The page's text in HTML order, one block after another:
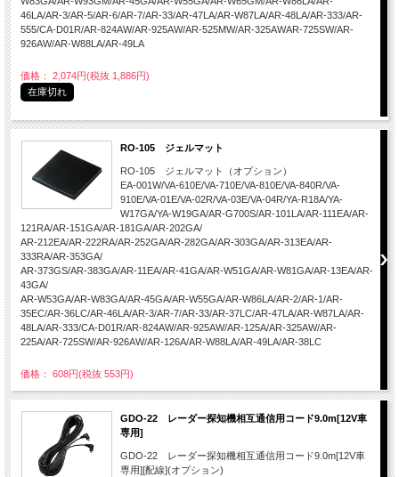
46LA/AR-3/AR-5/AR-6/AR-7/AR-33/AR-47LA/AR-W87LA/AR-48LA/AR-333/AR-
555/CA-D01R/AR-824AW/AR-925AW/AR-525MW/AR-325AWAR-725SW/AR-
926AW/AR-W88LA/AR-49LA
価格： 2,074円(税抜 1,886円)
在庫切れ
RO-105 ジェルマット
RO-105 ジェルマット（オプション）
EA-001W/VA-610E/VA-710E/VA-810E/VA-840R/VA-
910E/VA-01E/VA-02R/VA-03E/VA-04R/YA-R18A/YA-
W17GA/YA-W19GA/AR-G700S/AR-101LA/AR-111EA/AR-
121RA/AR-151GA/AR-181GA/AR-202GA/
AR-212EA/AR-222RA/AR-252GA/AR-282GA/AR-303GA/AR-313EA/AR-
333RA/AR-353GA/
AR-373GS/AR-383GA/AR-11EA/AR-41GA/AR-W51GA/AR-W81GA/AR-13EA/AR-
43GA/
AR-W53GA/AR-W83GA/AR-45GA/AR-W55GA/AR-W86LA/AR-2/AR-1/AR-
35EC/AR-36LC/AR-46LA/AR-3/AR-7/AR-33/AR-37LC/AR-47LA/AR-W87LA/AR-
48LA/AR-333/CA-D01R/AR-824AW/AR-925AW/AR-125A/AR-325AW/AR-
225A/AR-725SW/AR-926AW/AR-126A/AR-W88LA/AR-49LA/AR-38LC
価格： 608円(税抜 553円)
GDO-22 レーダー探知機相互通信用コード9.0m[12V車
専用]
GDO-22 レーダー探知機相互通信用コード9.0m[12V車
専用][配線](オプション)